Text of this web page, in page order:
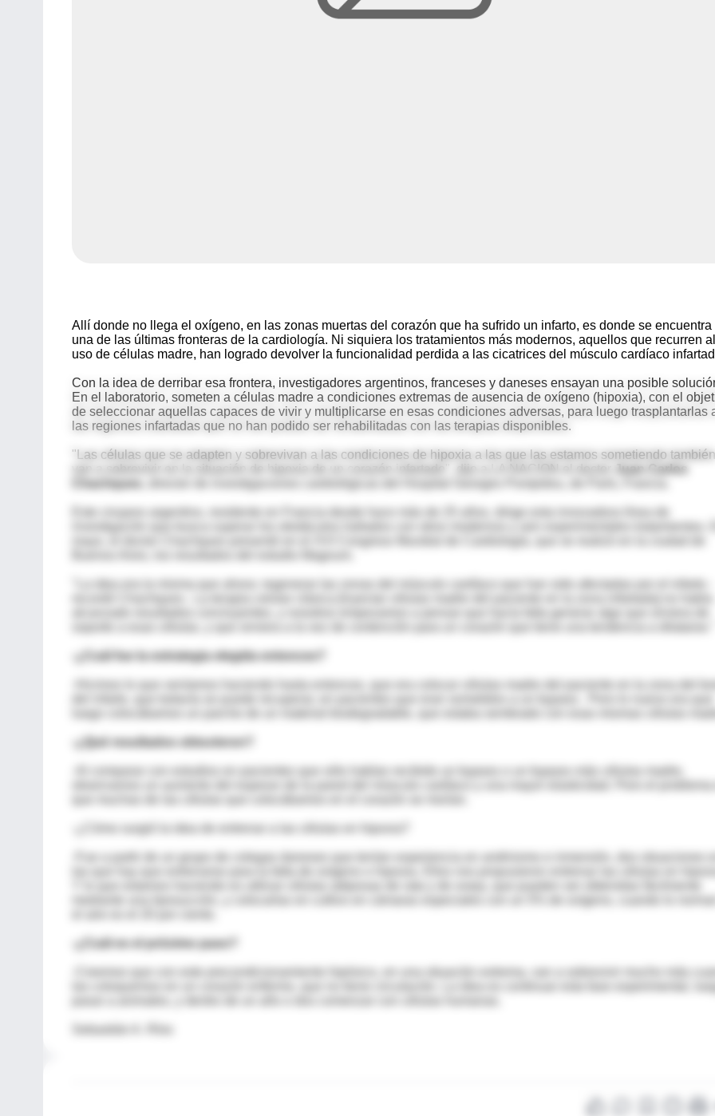
Allí donde no llega el oxígeno, en las zonas muertas del corazón que ha sufrido un infarto, es donde se encuentra
una de las últimas fronteras de la cardiología. Ni siquiera los tratamientos más modernos, aquellos que recurren al
uso de células madre, han logrado devolver la funcionalidad perdida a las cicatrices del músculo cardíaco
Con la idea de derribar esa frontera, investigadores argentinos, franceses y daneses ensayan una posible
En el laboratorio, someten a células madre a condiciones extremas de ausencia de oxígeno (hipoxia), con el
de seleccionar aquellas capaces de vivir y multiplicarse en esas condiciones adversas, para luego trasplantarlas
las regiones infartadas que no han podido ser rehabilitadas con las terapias disponibles.
"Las células que se adapten y sobrevivan a las condiciones de hipoxia a las que las estamos sometiendo también
Juan Carlos
Este cirujano argentino, residente en Francia desde hace más de 25 años, dirige esta innovadora línea de
"La idea era la misma que ahora: regenerar las zonas del músculo cardíaco que han sido afectadas por el infarto -
-¿Cuál fue la estrategia elegida entonces?
-Hicimos lo que veníamos haciendo hasta entonces, que era colocar células madre del paciente en la zona del
-¿Qué resultados obtuvieron?
-Al comparar con estudios en pacientes que sólo habían recibido un bypass o un bypass más células madre,
-¿Cómo surgió la idea de entrenar a las células en hipoxia?
-Fue a partir de un grupo de colegas daneses que tenían experiencia en andinismo e inmersión, dos situaciones
-¿Cuál es el próximo paso?
-Creemos que con este precondicionamiento hipóxico, en una situación extrema, van a sobrevivir mucho más